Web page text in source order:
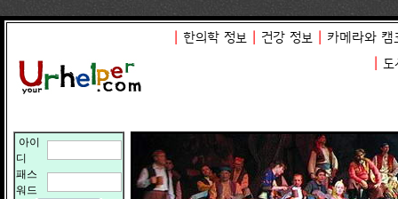
한의학 정보 건강 정보
카메라와 캠
도
아이
디
패스
워드